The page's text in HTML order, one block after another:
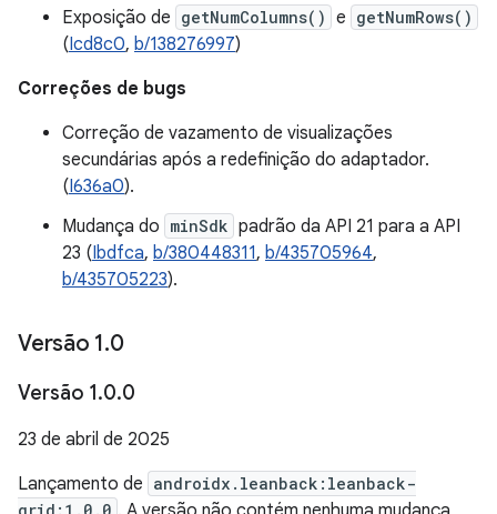
Exposição de getNumColumns() e getNumRows()
(Icd8c0, b/138276997)
Correções de bugs
Correção de vazamento de visualizações
secundárias após a redefinição do adaptador.
(I636a0).
Mudança do minSdk padrão da API 21 para a API
23 (Ibdfca, b/380448311, b/435705964,
b/435705223).
Versão 1.0
Versão 1.0.0
23 de abril de 2025
Lançamento de androidx.leanback:leanback-